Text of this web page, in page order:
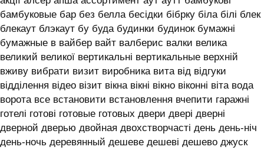
бамбуковые бар без белла бесідки бібрку біла білі блек
блекаут блэкаут бу буда будинки будинок бумажні
бумажные в вайбер вайт валберис валки велика
великий великої вертикальні вертикальные верхній
вживу вибрати визит виробника вита від відгуки
відділення відео візит вікна вікні вікно віконні віта вода
ворота все встановити встановлення вчепити гаражні
готелі готові готовые готовых двери двері дверні
дверной дверью двойная двохстворчасті день день-ніч
день-ночь деревянный дешеве дешеві дешево джуск